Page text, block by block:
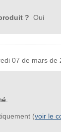
? Oui
07 de mars de
(voir le